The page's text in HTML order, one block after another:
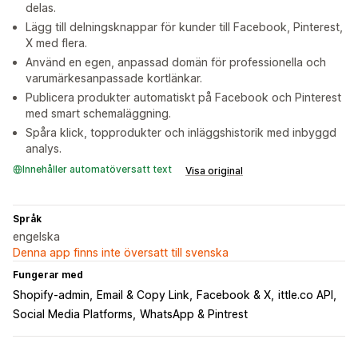
delas.
Lägg till delningsknappar för kunder till Facebook, Pinterest,
X med flera.
Använd en egen, anpassad domän för professionella och
varumärkesanpassade kortlänkar.
Publicera produkter automatiskt på Facebook och Pinterest
med smart schemaläggning.
Spåra klick, topprodukter och inläggshistorik med inbyggd
analys.
Innehåller automatöversatt text Visa original
Språk
engelska
Denna app finns inte översatt till svenska
Fungerar med
Shopify-admin Email & Copy Link Facebook & X ittle.co API
Social Media Platforms WhatsApp & Pintrest